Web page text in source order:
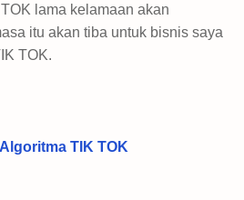
lama kelamaan akan
itu akan tiba untuk bisnis saya
TOK.
TIK TOK